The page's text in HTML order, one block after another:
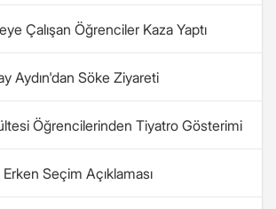
Çalışan Öğrenciler Kaza Yaptı
Aydın'dan Söke Ziyareti
Öğrencilerinden Tiyatro Gösterimi
Seçim Açıklaması